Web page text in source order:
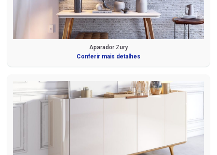
Aparador Zury
Conferir mais detalhes